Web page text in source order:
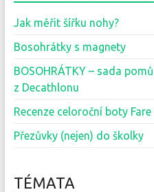
Jak měřit šířku nohy?
Bosohrátky s magnety
BOSOHRÁTKY – sada
z Decathlonu
Recenze celoroční boty Fare
Přezůvky (nejen) do školky
TÉMATA